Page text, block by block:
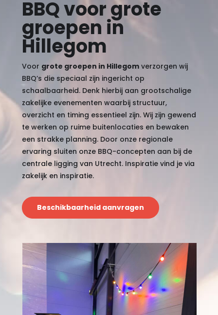
BBQ voor grote
groepen in
Hillegom
Voor grote groepen in Hillegomverzorgen wij
BBQ’s die speciaal zijn ingericht op
schaalbaarheid. Denk hierbij aan grootschalige
zakelijke evenementen waarbij structuur,
overzicht en timing essentieel zijn. Wij zijn gewend
te werken op ruime buitenlocaties en bewaken
een strakke planning. Door onze regionale
ervaring sluiten onze BBQ-concepten aan bij de
centrale ligging van Utrecht. Inspiratie vind je via
zakelijken inspiratie.
Beschikbaarheid aanvragen